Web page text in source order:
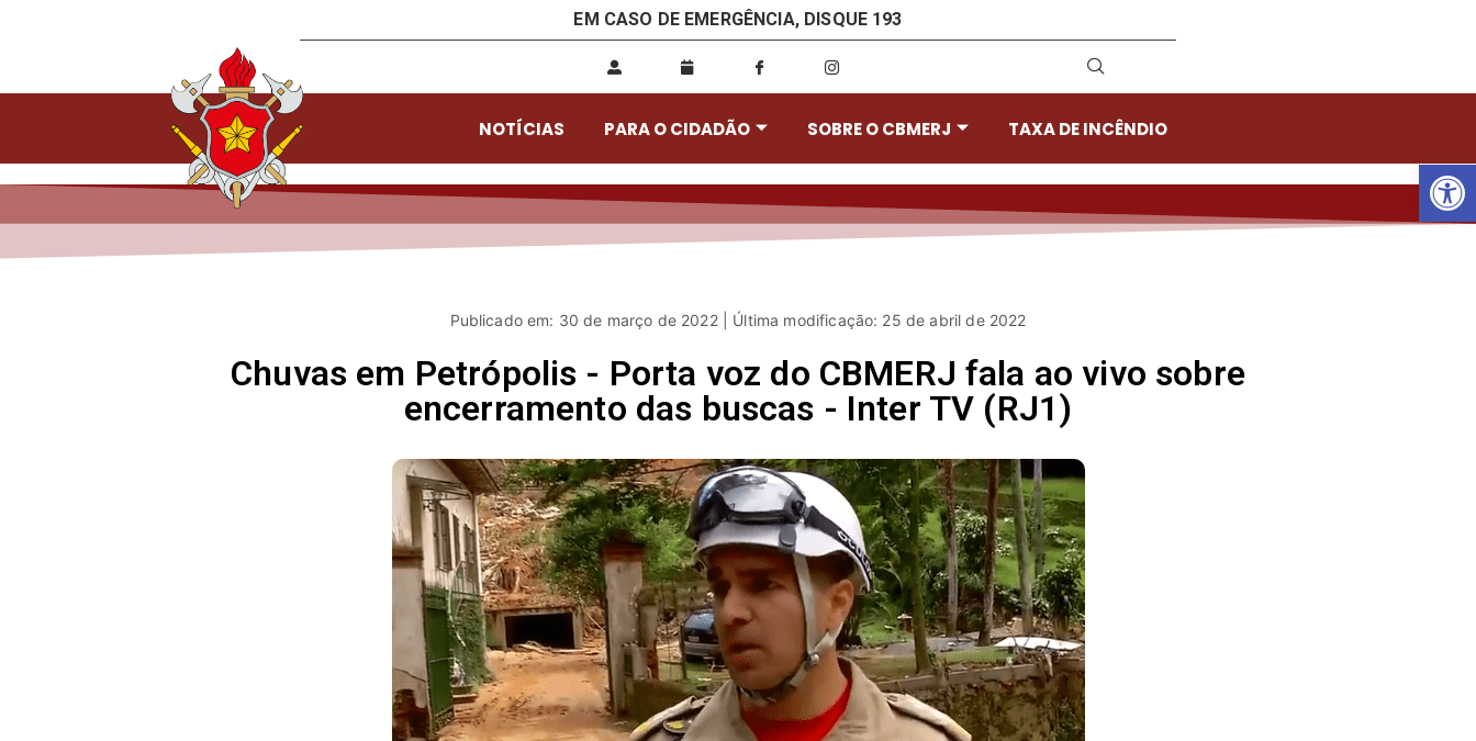
EM CASO DE EMERGÊNCIA, DISQUE 193
NOTÍCIAS PARA O CIDADÃO SOBRE O CBMERJ TAXA DE INCÊNDIO
Publicado em: 30 de março de 2022 | Última modificação: 25 de abril de 2022
Chuvas em Petrópolis - Porta voz do CBMERJ fala ao vivo sobre
encerramento das buscas - Inter TV (RJ1)